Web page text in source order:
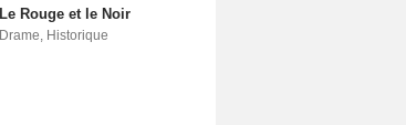
Le Rouge et le Noir
Drame, Historique